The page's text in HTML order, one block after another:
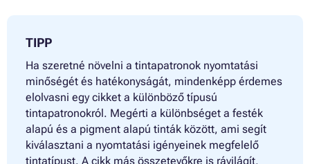
Patron CANON MULTIPASS S750
Patron CANON PIXMA IP4000
Patron CANON PIXMA IP4000R
Patron CANON PIXMA IP5000
Patron CANON PIXMA MP700
Patron CANON PIXMA MP730
Patron CANON PIXMA MP750
Patron CANON PIXMA MP760
Patron CANON PIXMA MP780
TIPP
Ha szeretné növelni a tintapatronok nyomtatási
minőségét és hatékonyságát, mindenképp érdemes
elolvasni egy cikket a különböző típusú
tintapatronokról. Megérti a különbséget a festék
alapú és a pigment alapú tinták között, ami segít
kiválasztani a nyomtatási igényeinek megfelelő
tintatípust. A cikk más összetevőkre is rávilágít,